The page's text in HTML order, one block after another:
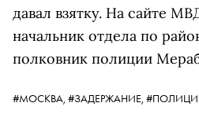
давал взятку. На сайте
начальник отдела по
полковник полиции
#МОСКВА, #ЗАДЕРЖАНИЕ,